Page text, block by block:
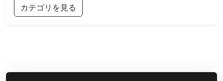
カテゴリを見る